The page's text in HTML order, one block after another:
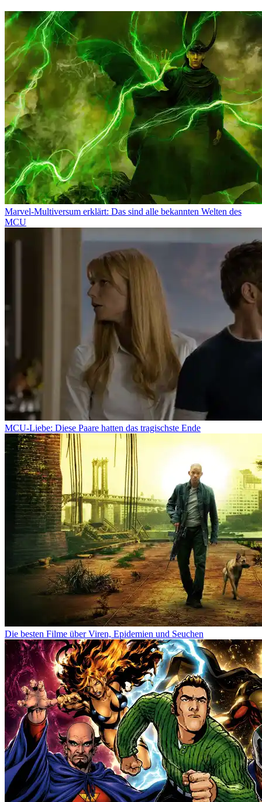
Marvel-Multiversum erklärt: Das sind alle bekannten Welten des
MCU
MCU-Liebe: Diese Paare hatten das tragischste Ende
Die besten Filme über Viren, Epidemien und Seuchen